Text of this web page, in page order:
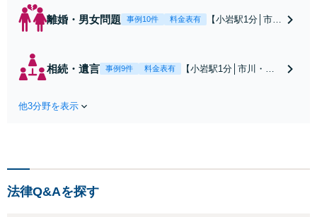
離婚・男女問題 事例10件 料金表有
【小岩駅1分│市
回避、裁判提起前
の和解、子の認知
相続・遺言 事例9件 料金表有
【小岩駅1分│市川・船
しい地域の皆さまも、
他3分野を表示
法律Q&Aを探す